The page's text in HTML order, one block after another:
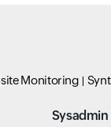
Monitoring